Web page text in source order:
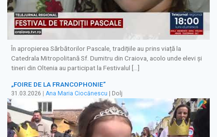
În apropierea Sărbătorilor Pascale, tradițiile au prins viață la
Catedrala Mitropolitană Sf. Dumitru din Craiova, acolo unde elevi și
tineri din Oltenia au participat la Festivalul […]
„FOIRE DE LA FRANCOPHONIE”
31.03.2026 Ana Maria Ciocănescu | Dolj